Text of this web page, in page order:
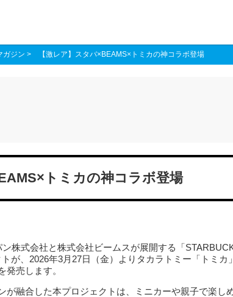
ガジン > 【激レア】スタバ×BEAMS×トミカの神コラボ登場
トミカの神コラボ登場
株式会社と株式会社ビームスが展開する「
が、2026年3月27日（金）よりタカラトミー「トミカ
発売します。
が融合した本プロジェクトは、ミニカーや親子で楽し